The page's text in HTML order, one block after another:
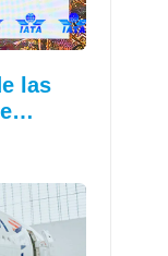
las